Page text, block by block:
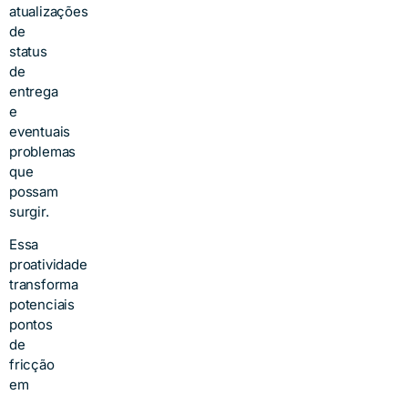
atualizações
de
status
de
entrega
e
eventuais
problemas
que
possam
surgir.
Essa
proatividade
transforma
potenciais
pontos
de
fricção
em